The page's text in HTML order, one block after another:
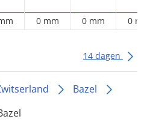
0 mm 0 mm 0
14 dagen
Bazel